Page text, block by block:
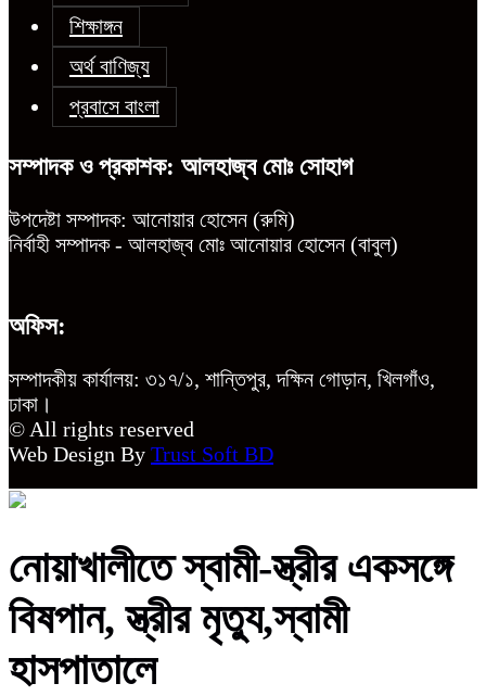
শিক্ষাঙ্গন
অর্থ বাণিজ্য
প্রবাসে বাংলা
সম্পাদক ও প্রকাশক: আলহাজ্ব মোঃ সোহাগ
উপদেষ্টা সম্পাদক: আনোয়ার হোসেন (রুমি)
নির্বাহী সম্পাদক - আলহাজ্ব মোঃ আনোয়ার হোসেন (বাবুল)
অফিস:
সম্পাদকীয় কার্যালয়: ৩১৭/১, শান্তিপুর, দক্ষিন গোড়ান, খিলগাঁও,
ঢাকা।
© All rights reserved
Web Design By Trust Soft BD
নোয়াখালীতে স্বামী-স্ত্রীর একসঙ্গে
বিষপান, স্ত্রীর মৃত্যু,স্বামী
হাসপাতালে